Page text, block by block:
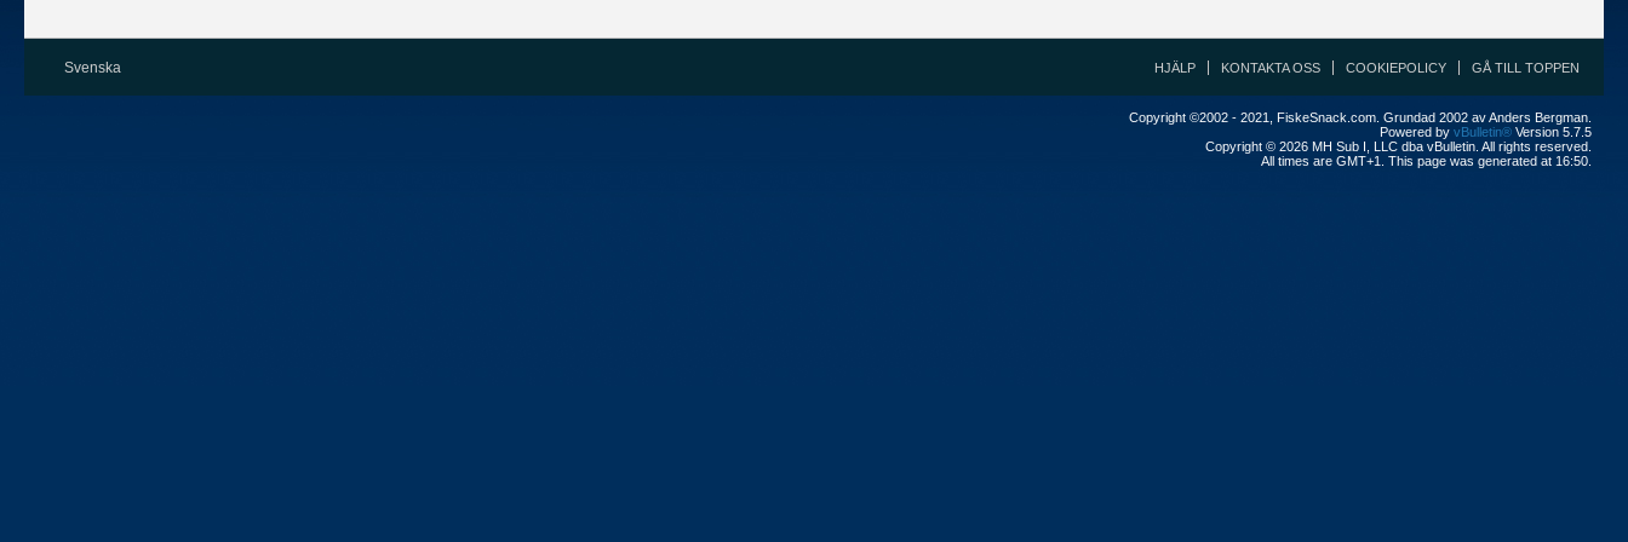
Svenska HJÄLP KONTAKTA OSS COOKIEPOLICY GÅ TILL TOPPEN
Copyright ©2002 - 2021, FiskeSnack.com. Grundad 2002 av Anders Bergman.
Powered by vBulletin® Version 5.7.5
Copyright © 2026 MH Sub I, LLC dba vBulletin. All rights reserved.
All times are GMT+1. This page was generated at 16:50.